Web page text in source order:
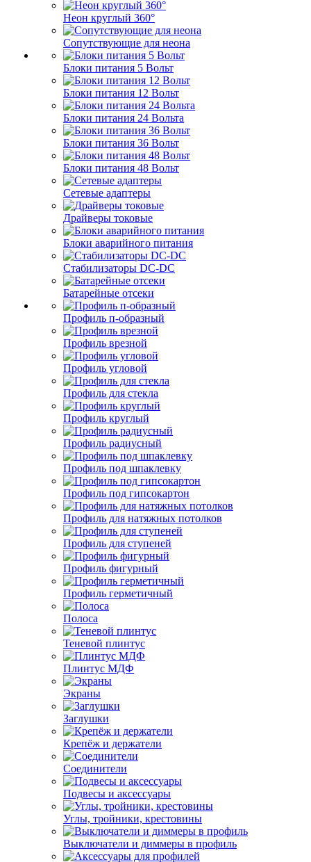
Неон круглый 360°
Сопутствующие для неона
Блоки питания 5 Вольт
Блоки питания 12 Вольт
Блоки питания 24 Вольта
Блоки питания 36 Вольт
Блоки питания 48 Вольт
Сетевые адаптеры
Драйверы токовые
Блоки аварийного питания
Стабилизаторы DC-DC
Батарейные отсеки
Профиль п-образный
Профиль врезной
Профиль угловой
Профиль для стекла
Профиль круглый
Профиль радиусный
Профиль под шпаклевку
Профиль под гипсокартон
Профиль для натяжных потолков
Профиль для ступеней
Профиль фигурный
Профиль герметичный
Полоса
Теневой плинтус
Плинтус МДФ
Экраны
Заглушки
Крепёж и держатели
Соединители
Подвесы и аксессуары
Углы, тройники, крестовины
Выключатели и диммеры в профиль